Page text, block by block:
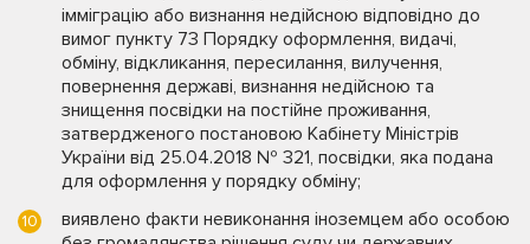
імміграцію або визнання недійсною відповідно до
вимог пункту 73 Порядку оформлення, видачі,
обміну, відкликання, пересилання, вилучення,
повернення державі, визнання недійсною та
знищення посвідки на постійне проживання,
затвердженого постановою Кабінету Міністрів
України від 25.04.2018 № 321, посвідки, яка подана
для оформлення у порядку обміну;
виявлено факти невиконання іноземцем або особою